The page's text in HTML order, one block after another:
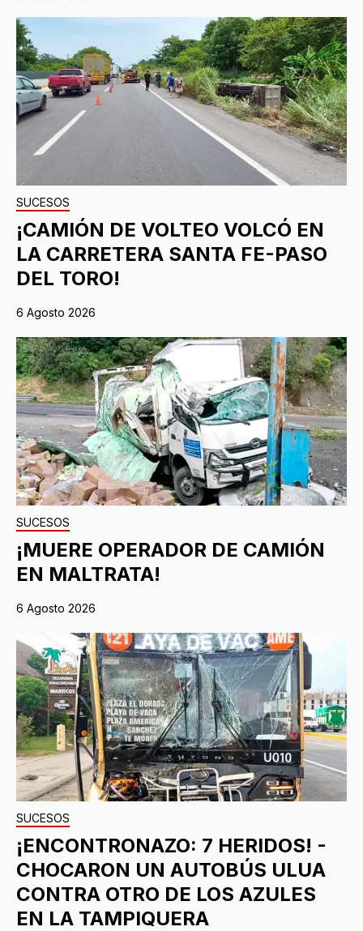
SUCESOS
¡CAMIÓN DE VOLTEO VOLCÓ EN
LA CARRETERA SANTA FE-PASO
DEL TORO!
6 Agosto 2026
SUCESOS
¡MUERE OPERADOR DE CAMIÓN
EN MALTRATA!
6 Agosto 2026
SUCESOS
¡ENCONTRONAZO: 7 HERIDOS! -
CHOCARON UN AUTOBÚS ULUA
CONTRA OTRO DE LOS AZULES
EN LA TAMPIQUERA